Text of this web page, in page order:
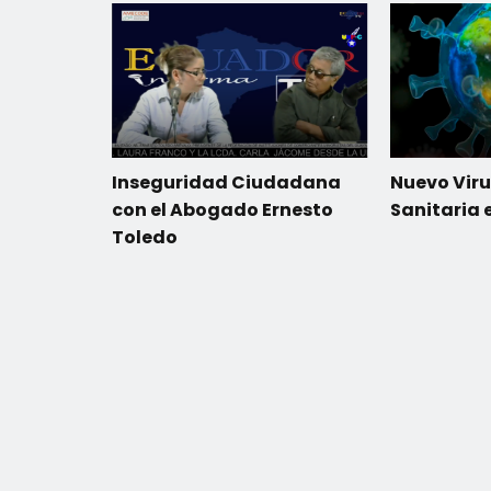
Inseguridad Ciudadana
con el Abogado Ernesto
Toledo
Nuevo
Sanitaria